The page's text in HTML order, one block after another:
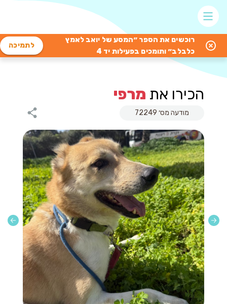
רוכשים את הספר ״המסע של יואב לאמץ
כלבלב״ ותומכים בפעילות יד 4
לתמיכה
הכירו את מרפי
מודעה מס׳ 72249